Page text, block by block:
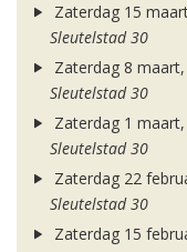
Zaterdag 15
Sleutelstad 30
Zaterdag 8
Sleutelstad 30
Zaterdag 1
Sleutelstad 30
Zaterdag 22
Sleutelstad 30
Zaterdag 15